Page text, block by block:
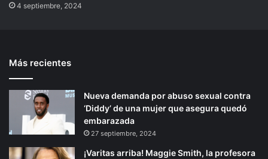
4 septiembre, 2024
Más recientes
Nueva demanda por abuso sexual contra
‘Diddy’ de una mujer que asegura quedó
embarazada
27 septiembre, 2024
¡Varitas arriba! Maggie Smith, la profesora